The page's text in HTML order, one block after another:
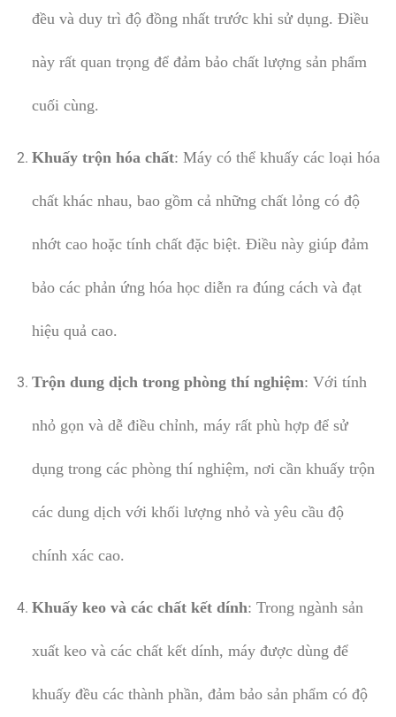
đều và duy trì độ đồng nhất trước khi sử dụng. Điều
này rất quan trọng để đảm bảo chất lượng sản phẩm
cuối cùng.
Khuấy trộn hóa chất: Máy có thể khuấy các loại hóa
chất khác nhau, bao gồm cả những chất lỏng có độ
nhớt cao hoặc tính chất đặc biệt. Điều này giúp đảm
bảo các phản ứng hóa học diễn ra đúng cách và đạt
hiệu quả cao.
Trộn dung dịch trong phòng thí nghiệm: Với tính
nhỏ gọn và dễ điều chỉnh, máy rất phù hợp để sử
dụng trong các phòng thí nghiệm, nơi cần khuấy trộn
các dung dịch với khối lượng nhỏ và yêu cầu độ
chính xác cao.
Khuấy keo và các chất kết dính: Trong ngành sản
xuất keo và các chất kết dính, máy được dùng để
khuấy đều các thành phần, đảm bảo sản phẩm có độ